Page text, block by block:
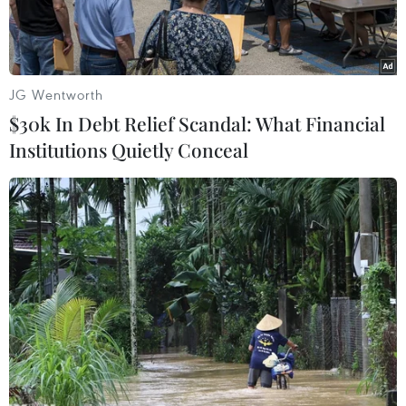
Play
Video
Video về ca ghép phổi thành công đầu tiên tại
Việt Nam.
Ngày 26/2 vừa qua, Bệnh viện Trung ương Quân
đội 108 đã thực hiện ca ghép phổi đầu tiên từ
người hiến tạng chết não.
Giáo sư Mai Hồng Bàng - Giám đốc Bệnh viện
JG Wentworth
$30k In Debt Relief Scandal: What Financial
Institutions Quietly Conceal